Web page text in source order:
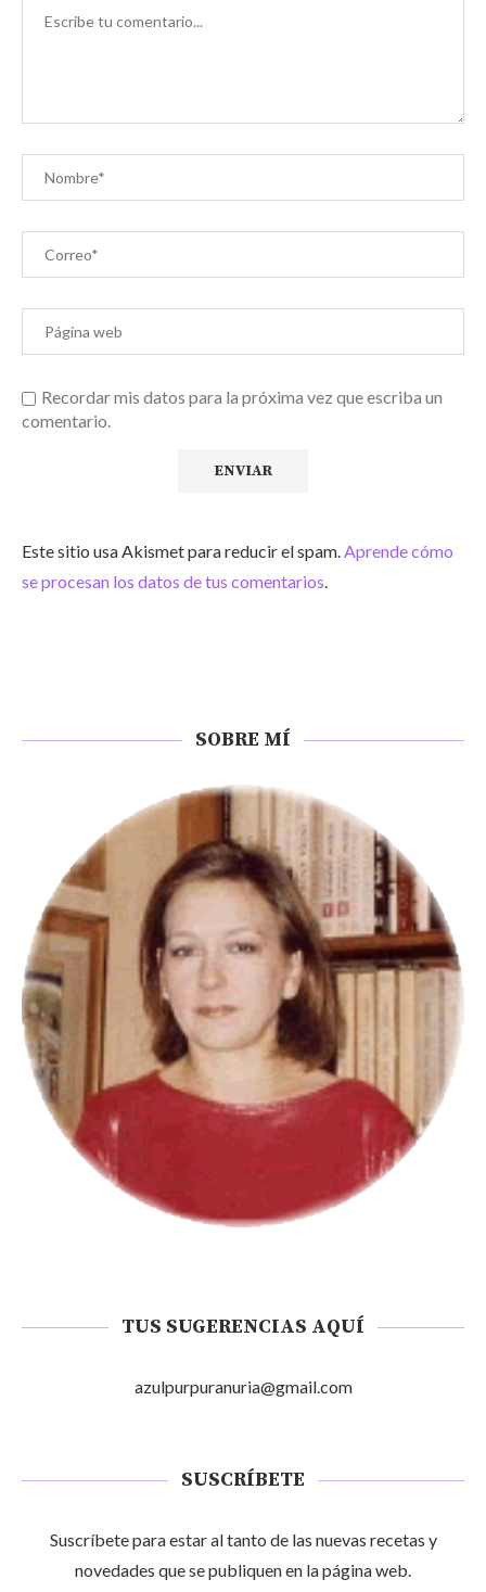
Recordar mis datos para la próxima vez que escriba un
comentario.
Este sitio usa Akismet para reducir el spam.Aprende cómo
se procesan los datos de tus comentarios.
SOBRE MÍ
TUS SUGERENCIAS AQUÍ
azulpurpuranuria@gmail.com
SUSCRÍBETE
Suscríbete para estar al tanto de las nuevas recetas y
novedades que se publiquen en la página web.